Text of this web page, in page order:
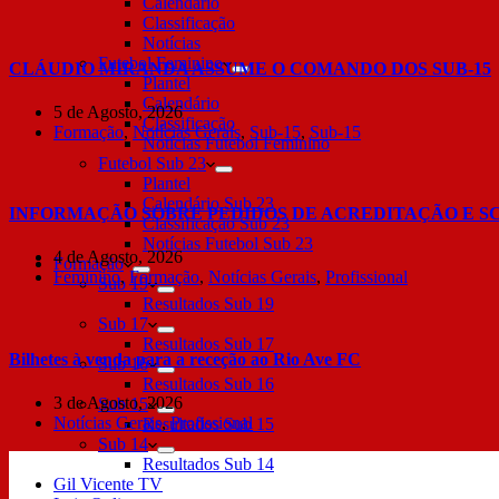
Classificação
Notícias
Futebol Feminino
Plantel
Calendário
Classificação
Notícias Futebol Feminino
Futebol Sub 23
Plantel
Calendário Sub 23
Classificação Sub 23
Notícias Futebol Sub 23
Formação
Sub 19
Resultados Sub 19
Sub 17
Resultados Sub 17
Sub 16
Resultados Sub 16
Sub 15
Resultados Sub 15
Sub 14
Resultados Sub 14
Gil Vicente TV
CLÁUDIO MIRANDA ASSUME O COMANDO DOS SUB-15
5 de Agosto, 2026
Formação,Notícias Gerais, Sub-15, Sub-15
INFORMAÇÃO SOBRE PEDIDOS DE ACREDITAÇÃO E
4 de Agosto, 2026
Feminino, Formação, Notícias Gerais, Profissional
Bilhetes à venda para a receção ao Rio Ave FC
3 de Agosto, 2026
Notícias Gerais,Profissional